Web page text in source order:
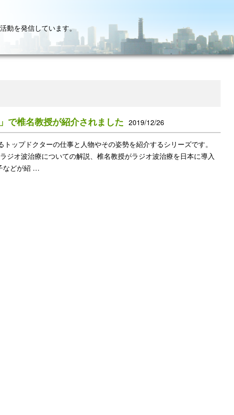
動を発信しています。
で椎名教授が紹介されました 2019/12/26
ップドクターの仕事と人物やその姿勢を紹介するシリーズです。
オ波治療についての解説、椎名教授がラジオ波治療を日本に導入
などが紹 …